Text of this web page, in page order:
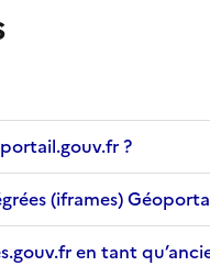
?
(iframes)
en tant